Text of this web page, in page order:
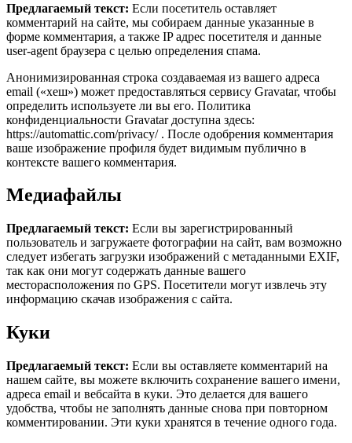
Предлагаемый текст: Если посетитель оставляет
комментарий на сайте, мы собираем данные указанные в
форме комментария, а также IP адрес посетителя и данные
user-agent браузера с целью определения спама.
Анонимизированная строка создаваемая из вашего адреса
email («хеш») может предоставляться сервису Gravatar, чтобы
определить используете ли вы его. Политика
конфиденциальности Gravatar доступна здесь:
https://automattic.com/privacy/ . После одобрения комментария
ваше изображение профиля будет видимым публично в
контексте вашего комментария.
Медиафайлы
Предлагаемый текст: Если вы зарегистрированный
пользователь и загружаете фотографии на сайт, вам возможно
следует избегать загрузки изображений с метаданными EXIF,
так как они могут содержать данные вашего
месторасположения по GPS. Посетители могут извлечь эту
информацию скачав изображения с сайта.
Куки
Предлагаемый текст: Если вы оставляете комментарий на
нашем сайте, вы можете включить сохранение вашего имени,
адреса email и вебсайта в куки. Это делается для вашего
удобства, чтобы не заполнять данные снова при повторном
комментировании. Эти куки хранятся в течение одного года.